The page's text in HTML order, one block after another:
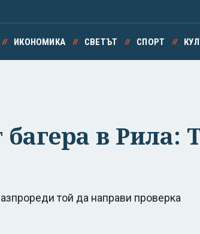
ИКОНОМИКА СВЕТЪТ СПОРТ
в Рила:
той да направи проверка